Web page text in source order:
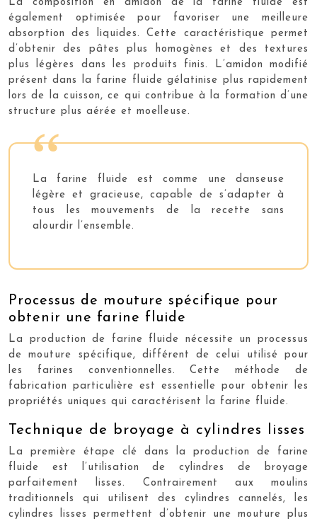
La composition en amidon de la farine fluide est
également optimisée pour favoriser une meilleure
absorption des liquides. Cette caractéristique permet
d’obtenir des pâtes plus homogènes et des textures
plus légères dans les produits finis. L’amidon modifié
présent dans la farine fluide gélatinise plus rapidement
lors de la cuisson, ce qui contribue à la formation d’une
structure plus aérée et moelleuse.
La farine fluide est comme une danseuse
légère et gracieuse, capable de s’adapter à
tous les mouvements de la recette sans
alourdir l’ensemble.
Processus de mouture spécifique pour
obtenir une farine fluide
La production de farine fluide nécessite un processus
de mouture spécifique, différent de celui utilisé pour
les farines conventionnelles. Cette méthode de
fabrication particulière est essentielle pour obtenir les
propriétés uniques qui caractérisent la farine fluide.
Technique de broyage à cylindres lisses
La première étape clé dans la production de farine
fluide est l’utilisation de cylindres de broyage
parfaitement lisses. Contrairement aux moulins
traditionnels qui utilisent des cylindres cannelés, les
cylindres lisses permettent d’obtenir une mouture plus